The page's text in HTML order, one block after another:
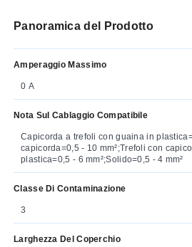
Panoramica del Prodotto
Amperaggio Massimo
0 A
Nota Sul Cablaggio Compatibile
Capicorda a trefoli con guaina in
capicorda=0,5 - 10 mm²;Trefoli con
plastica=0,5 - 6 mm²;Solido=0,5 - 4 mm²
Classe Di Contaminazione
3
Larghezza Del Coperchio